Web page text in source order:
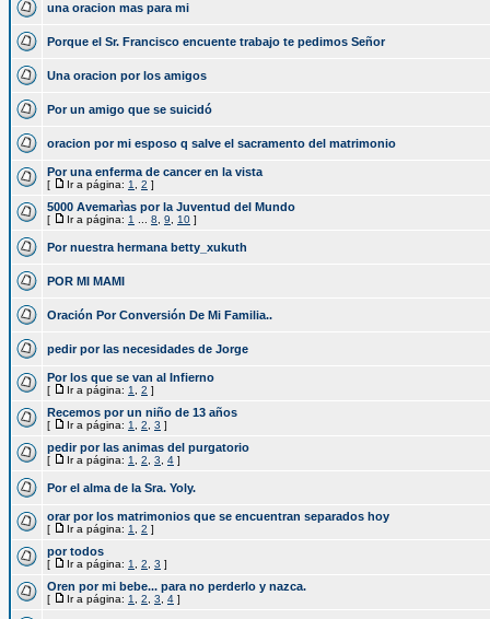
una oracion mas para mi
Porque el Sr. Francisco encuente trabajo te pedimos Señor
Una oracion por los amigos
Por un amigo que se suicidó
oracion por mi esposo q salve el sacramento del matrimonio
Por una enferma de cancer en la vista
[ Ir a página: 1 2 ]
5000 Avemarìas por la Juventud del Mundo
[ Ir a página: 1 8 9 10 ]
Por nuestra hermana betty_xukuth
POR MI MAMI
Oración Por Conversión De Mi Familia..
pedir por las necesidades de Jorge
Por los que se van al Infierno
[ Ir a página: 1 2 ]
Recemos por un niño de 13 años
[ Ir a página: 1 2 3 ]
pedir por las animas del purgatorio
[ Ir a página: 1 2 3 4 ]
Por el alma de la Sra. Yoly.
orar por los matrimonios que se encuentran separados hoy
[ Ir a página: 1 2 ]
por todos
[ Ir a página: 1 2 3 ]
Oren por mi bebe... para no perderlo y nazca.
[ Ir a página: 1 2 3 4 ]